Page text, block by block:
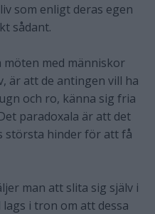
som enligt deras egen
sådant.
möten med människor
är att de antingen vill ha
och ro, känna sig fria
paradoxala är att det
största hinder för att få
man att slita sig själv i
i tron om att dessa